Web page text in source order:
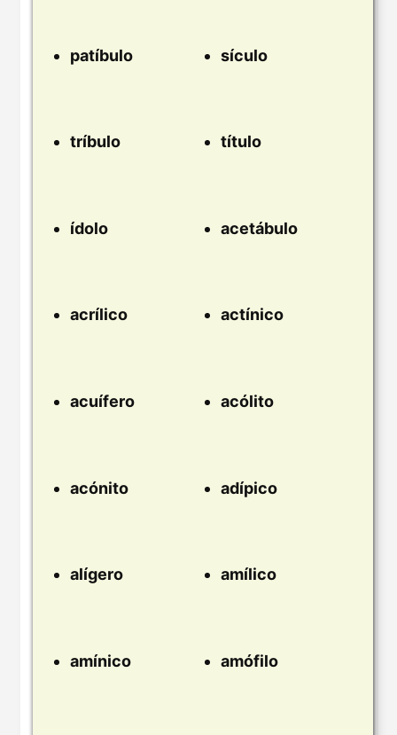
patíbulo sículo
tríbulo título
ídolo acetábulo
acrílico actínico
acuífero acólito
acónito adípico
alígero amílico
amínico amófilo